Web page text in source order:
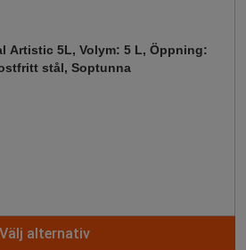
Artistic 5L, Volym: 5 L, Öppning:
stål, Soptunna
Välj alternativ